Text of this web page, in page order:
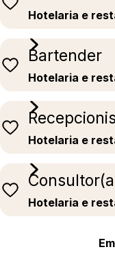
Hotelaria e
Bartender
Hotelaria e
Hotelaria e
Hotelaria e